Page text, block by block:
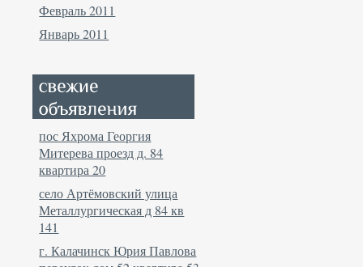
Февраль 2011
Январь 2011
пос Яхрома Георгия
Митерева проезд д. 84
квартира 20
село Артёмовский улица
Металлургическая д 84 кв
141
г. Калачинск Юрия Павлова